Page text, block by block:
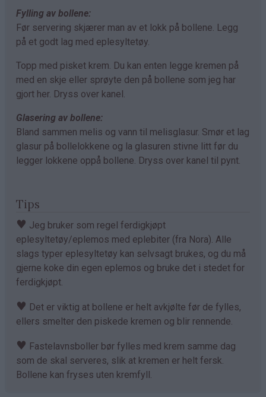
Fylling av bollene:
Før servering skjærer man av et lokk på bollene. Legg
på et godt lag med eplesyltetøy.
Topp med pisket krem. Du kan enten legge kremen på
med en skje eller sprøyte den på bollene som jeg har
gjort her. Dryss over kanel.
Glasering av bollene:
Bland sammen melis og vann til melisglasur. Smør et lag
glasur på bollelokkene og la glasuren stivne litt før du
legger lokkene oppå bollene. Dryss over kanel til pynt.
Tips
♥ Jeg bruker som regel ferdigkjøpt
eplesyltetøy/eplemos med eplebiter (fra Nora). Alle
slags typer eplesyltetøy kan selvsagt brukes, og du må
gjerne koke din egen eplemos og bruke det i stedet for
ferdigkjøpt.
♥ Det er viktig at bollene er helt avkjølte før de fylles,
ellers smelter den piskede kremen og blir rennende.
♥ Fastelavnsboller bør fylles med krem samme dag
som de skal serveres, slik at kremen er helt fersk.
Bollene kan fryses uten kremfyll.